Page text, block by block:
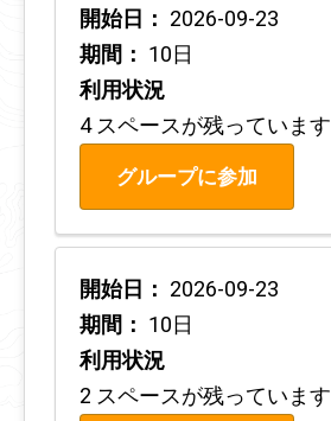
開始日： 2026-09-23
期間： 10日
利用状況
4 スペースが残っています
グループに参加
開始日： 2026-09-23
期間： 10日
利用状況
2 スペースが残っています